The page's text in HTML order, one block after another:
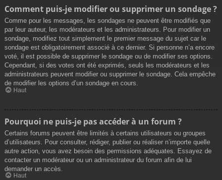
Comment puis-je modifier ou supprimer un sondage ?
Comme pour les messages, les sondages ne peuvent être modifiés que
par leur auteur, les modérateurs et les administrateurs. Pour modifier un
sondage, modifiez tout simplement le premier message du sujet car le
sondage est obligatoirement associé à ce dernier. Si personne n’a encore
voté, il est possible de supprimer le sondage ou de modifier ses options.
Cependant, si des votes ont été exprimés, seuls les modérateurs et les
administrateurs peuvent modifier ou supprimer le sondage. Cela empêche
de modifier les options d’un sondage en cours.
Haut
Pourquoi ne puis-je pas accéder à un forum ?
Certains forums peuvent être limités à certains utilisateurs ou groupes
d’utilisateurs. Pour consulter, rédiger, publier ou réaliser n’importe quelle
autre action, vous avez besoin des permissions adéquates. Essayez de
contacter un modérateur ou un administrateur du forum afin de lui
demander un accès.
Haut